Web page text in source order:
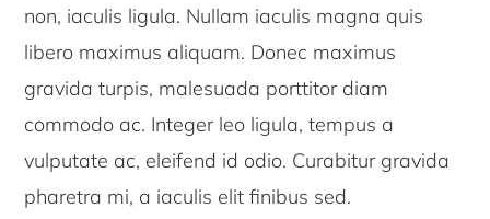
non, iaculis ligula. Nullam iaculis magna quis
libero maximus aliquam. Donec maximus
gravida turpis, malesuada porttitor diam
commodo ac. Integer leo ligula, tempus a
vulputate ac, eleifend id odio. Curabitur gravida
pharetra mi, a iaculis elit finibus sed.